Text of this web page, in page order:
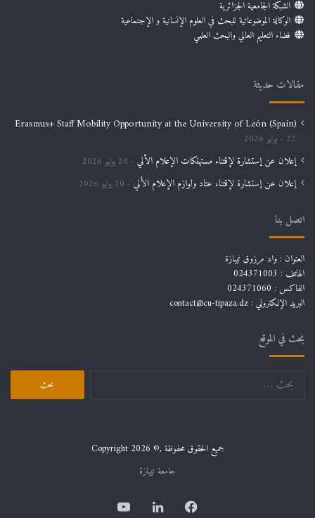
الشبكة الجامعية الجزائرية
الوكالة الموضوعاتية للبحث في العلوم الإنسانية و الإجتماعية
فضاء التعليم العالي والبحث العلمي
مقالات حديثة
Erasmus+ Staff Mobility Opportunity at the University of León (Spain)
22 يوليو 2026
إعلان عن إستشارة لإقتناء مستهلكات الإعلام الألي 20 يوليو 2026
إعلان عن إستشارة لإقتناء عتاد ولوازم الإعلام الألي 20 يوليو 2026
اتصل بنا
العنوان : واد مرزوق تيبازة
الهاتف : 024371003
الفاكس : 024371060
البريد الإلكتروني : contact@cu-tipaza.dz
بحث في الموقع
جميع الحقوق محفوظة ,© Copyright 2026
جامعة تيبازة